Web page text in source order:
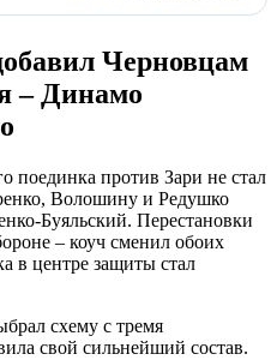
Черновцам
– Динамо
поединка против Зари не стал
Волошину и Редушко
Буяльский. Перестановки
– коуч сменил обоих
в центре защиты стал
схему с тремя
свой сильнейший состав.